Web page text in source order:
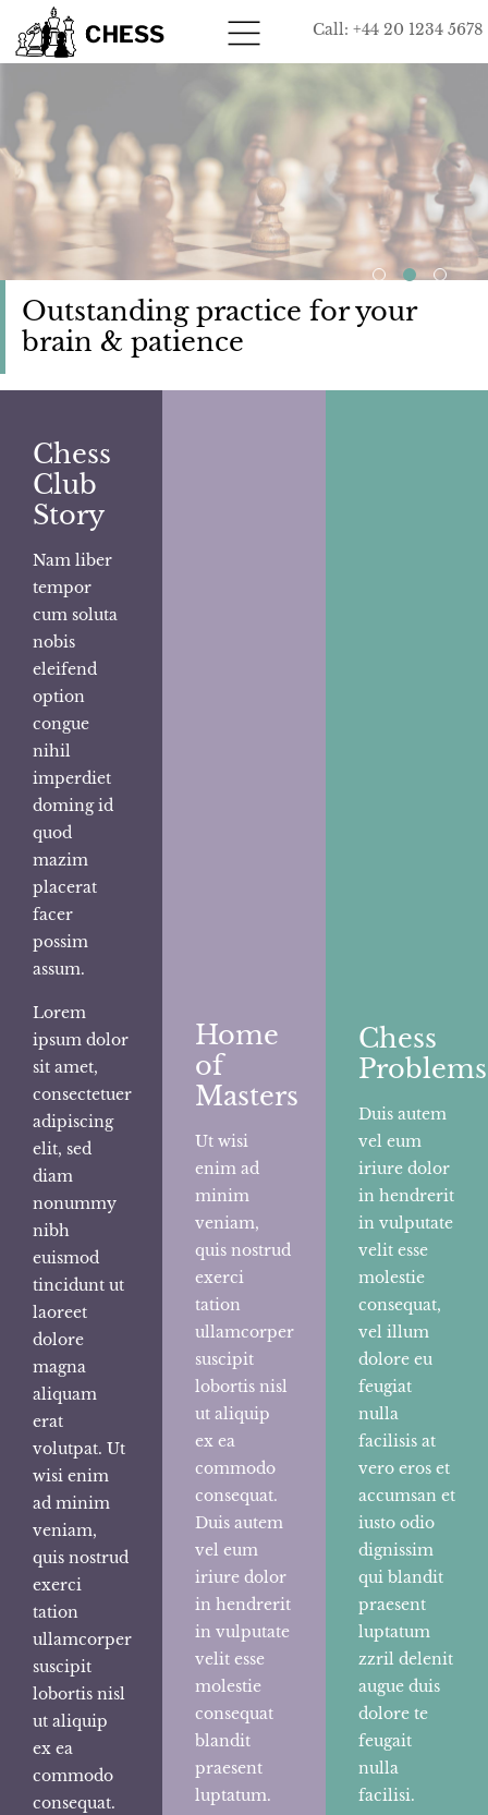
Call: +44 20 1234 5678
Outstanding practice for your
brain & patience
Chess
Club
Story
Nam liber
tempor
cum soluta
nobis
eleifend
option
congue
nihil
imperdiet
doming id
quod
mazim
placerat
facer
possim
assum.
Lorem
ipsum dolor
sit amet,
consectetuer
adipiscing
elit, sed
diam
nonummy
nibh
euismod
tincidunt ut
laoreet
dolore
magna
aliquam
erat
volutpat. Ut
wisi enim
ad minim
veniam,
quis nostrud
exerci
tation
ullamcorper
suscipit
lobortis nisl
ut aliquip
ex ea
commodo
consequat.
Home
of
Masters
Ut wisi
enim ad
minim
veniam,
quis nostrud
exerci
tation
ullamcorper
suscipit
lobortis nisl
ut aliquip
ex ea
commodo
consequat.
Duis autem
vel eum
iriure dolor
in hendrerit
in vulputate
velit esse
molestie
consequat
blandit
praesent
luptatum.
Chess
Problems
Duis autem
vel eum
iriure dolor
in hendrerit
in vulputate
velit esse
molestie
consequat,
vel illum
dolore eu
feugiat
nulla
facilisis at
vero eros et
accumsan et
iusto odio
dignissim
qui blandit
praesent
luptatum
zzril delenit
augue duis
dolore te
feugait
nulla
facilisi.